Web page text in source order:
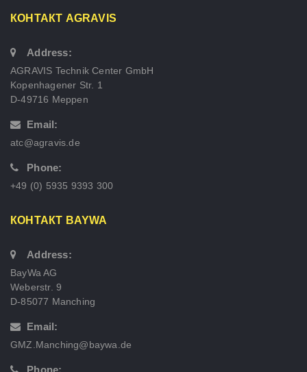
КОНТАКТ AGRAVIS
Address:
AGRAVIS Technik Center GmbH
Kopenhagener Str. 1
D-49716 Meppen
Email:
atc@agravis.de
Phone:
+49 (0) 5935 9393 300
КОНТАКТ BAYWA
Address:
BayWa AG
Weberstr. 9
D-85077 Manching
Email:
GMZ.Manching@baywa.de
Phone: